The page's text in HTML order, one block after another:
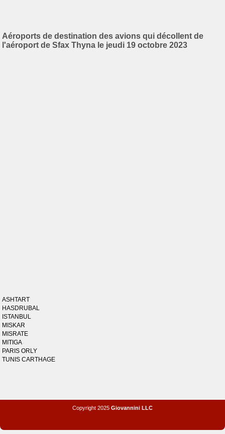
Aéroports de destination des avions qui décollent de
l'aéroport de Sfax Thyna le jeudi 19 octobre 2023
ASHTART
HASDRUBAL
ISTANBUL
MISKAR
MISRATE
MITIGA
PARIS ORLY
TUNIS CARTHAGE
Copyright 2025 Giovannini LLC